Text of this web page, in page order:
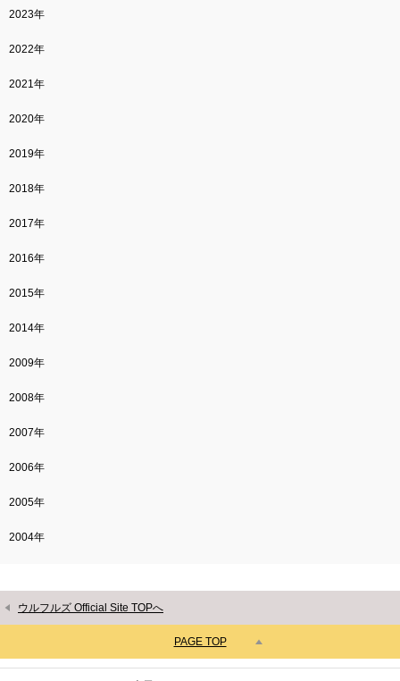
2023年
2022年
2021年
2020年
2019年
2018年
2017年
2016年
2015年
2014年
2009年
2008年
2007年
2006年
2005年
2004年
ウルフルズ Official Site TOPへ
PAGE TOP